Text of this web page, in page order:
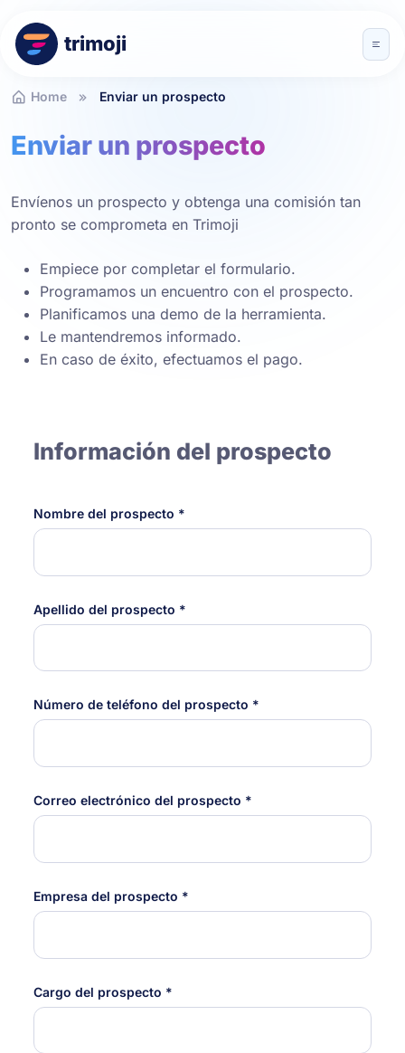
trimoji
Home Enviar un prospecto
Enviar un prospecto
Envíenos un prospecto y obtenga una comisión tan
pronto se comprometa en Trimoji
Empiece por completar el formulario.
Programamos un encuentro con el prospecto.
Planificamos una demo de la herramienta.
Le mantendremos informado.
En caso de éxito, efectuamos el pago.
Información del prospecto
Nombre del prospecto *
Apellido del prospecto *
Número de teléfono del prospecto *
Correo electrónico del prospecto *
Empresa del prospecto *
Cargo del prospecto *